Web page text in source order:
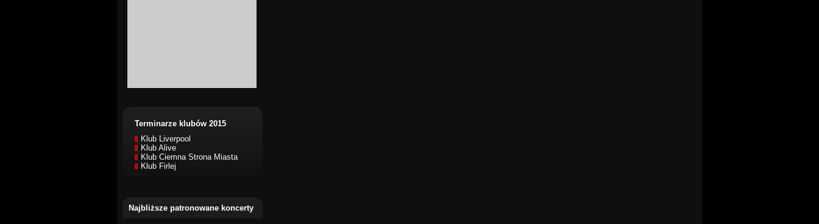
Terminarze klubów 2015
Klub Liverpool
Klub Alive
Klub Ciemna Strona Miasta
Klub Firlej
Najbliższe patronowane koncerty